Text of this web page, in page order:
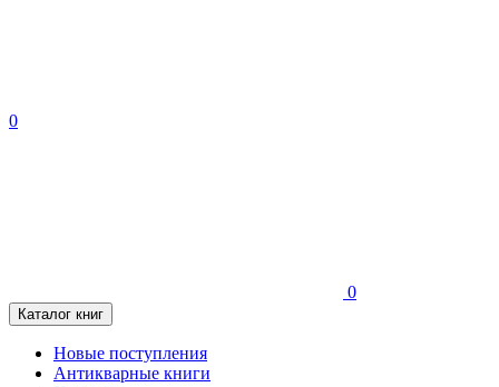
0
0
Каталог книг
Новые поступления
Антикварные книги